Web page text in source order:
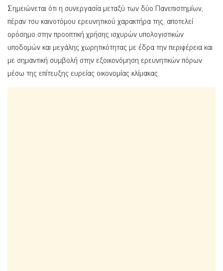
Σημειώνεται ότι η συνεργασία μεταξύ των δύο Πανεπιστημίων,
πέραν του καινοτόμου ερευνητικού χαρακτήρα της, αποτελεί
ορόσημο στην προοπτική χρήσης ισχυρών υπολογιστικών
υποδομών και μεγάλης χωρητικότητας με έδρα την περιφέρεια και
με σημαντική συμβολή στην εξοικονόμηση ερευνητικών πόρων
μέσω της επίτευξης ευρείας οικονομίας κλίμακας.